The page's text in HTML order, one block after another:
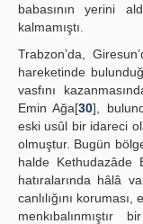
babasının yerini
kalmamıştı.
Trabzon’da,
hareketinde
vasfını
Emin Ağa[30],
eski usûl bir idareci
olmuştur. Bugün
halde Kethudazâde
hatıralarında hâlâ
canlılığını